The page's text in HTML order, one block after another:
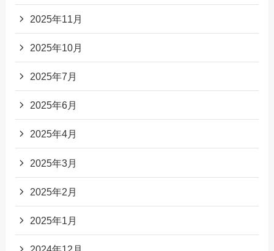
2025年11月
2025年10月
2025年7月
2025年6月
2025年4月
2025年3月
2025年2月
2025年1月